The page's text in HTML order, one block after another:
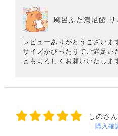
風呂ふた満足館 サ
レビューありがとうございま
サイズがぴったりでご満足い
ともよろしくお願いいたしま
しのさ
購入確